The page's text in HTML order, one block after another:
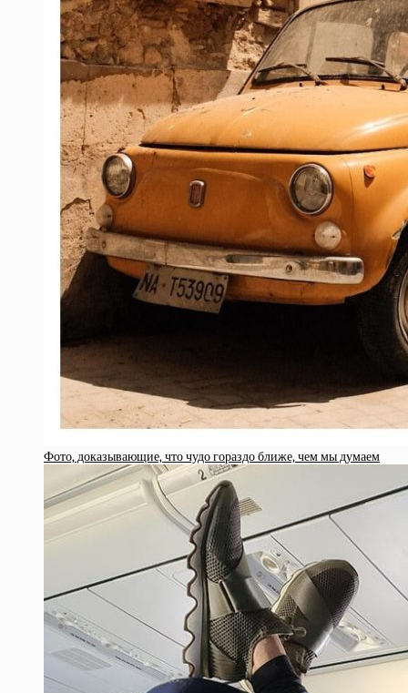
Фото, доказывающие, что чудо гораздо ближе, чем мы думаем